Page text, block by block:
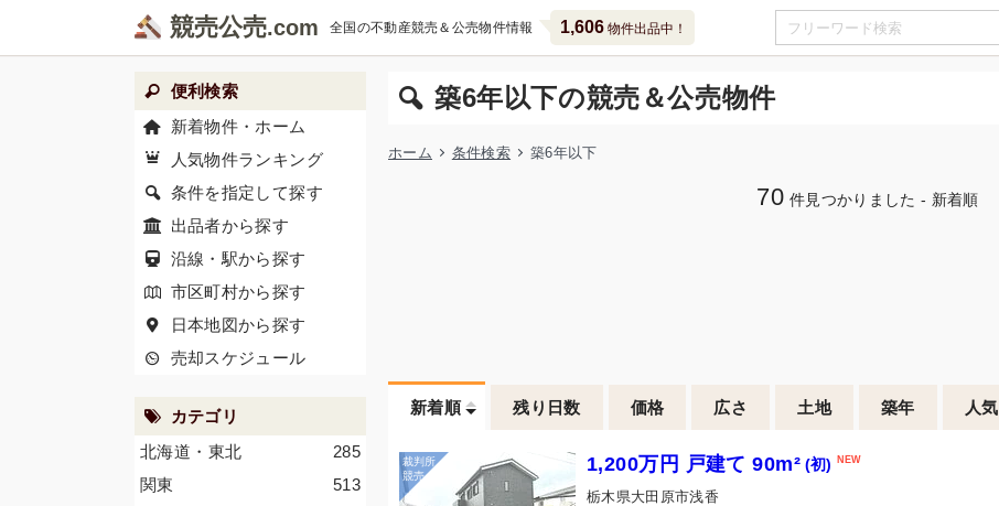
競売公売 全国の不動産競売＆公売物件情報 1,606物件出品中！
築6年以下の競売＆公売物件
ホーム 条件検索 築6年以下
70 件見つかりました - 新着順
新着順 残り日数 価格 広さ 土地 築年 人気
1,200万円 戸建て 90m² (初)
栃木県大田原市浅香
便利検索
新着物件・ホーム
人気物件ランキング
条件を指定して探す
出品者から探す
沿線・駅から探す
市区町村から探す
日本地図から探す
売却スケジュール
カテゴリ
285
北海道・東北
513
関東